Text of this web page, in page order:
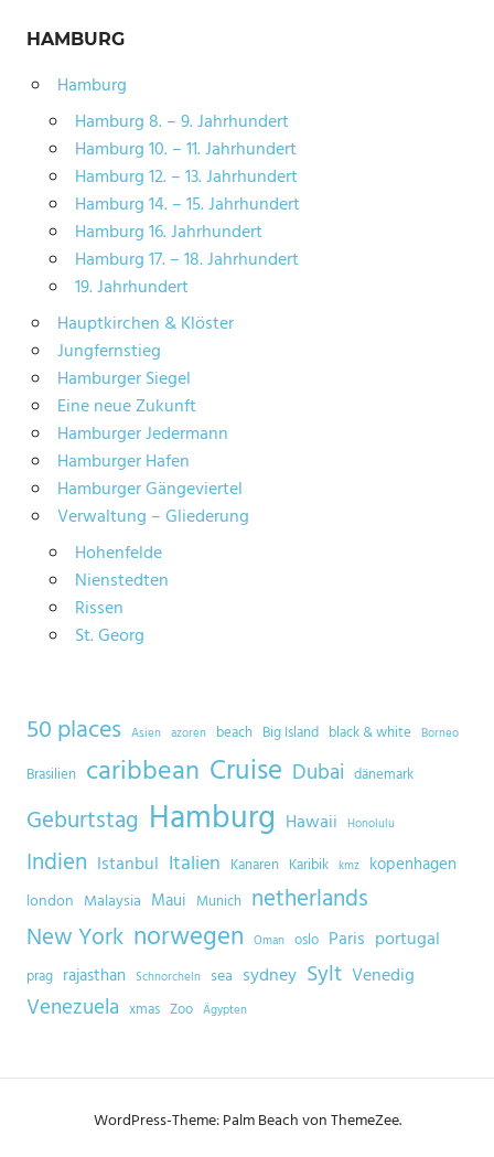
HAMBURG
Hamburg
Hamburg 8. – 9. Jahrhundert
Hamburg 10. – 11. Jahrhundert
Hamburg 12. – 13. Jahrhundert
Hamburg 14. – 15. Jahrhundert
Hamburg 16. Jahrhundert
Hamburg 17. – 18. Jahrhundert
19. Jahrhundert
Hauptkirchen & Klöster
Jungfernstieg
Hamburger Siegel
Eine neue Zukunft
Hamburger Jedermann
Hamburger Hafen
Hamburger Gängeviertel
Verwaltung – Gliederung
Hohenfelde
Nienstedten
Rissen
St. Georg
50 places Asien azoren beach Big Island black & white Borneo
Brasilien caribbean Cruise Dubai dänemark
Geburtstag Hamburg Hawaii Honolulu
Indien Istanbul Italien Kanaren Karibik kmz kopenhagen
london Malaysia Maui Munich netherlands
New York norwegen Oman oslo Paris portugal
prag rajasthan Schnorcheln sea sydney Sylt Venedig
Venezuela xmas Zoo Ägypten
WordPress-Theme: Palm Beach von ThemeZee.